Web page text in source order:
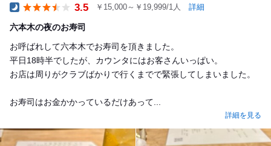
3.5 ￥15,000～￥19,999/1人 詳細
六本木の夜のお寿司
お呼ばれして六本木でお寿司を頂きました。
平日18時半でしたが、カウンタにはお客さんいっぱい。
お店は周りがクラブばかりで行くまでで緊張してしまいました。
お寿司はお金かかっているだけあって...
詳細を見る